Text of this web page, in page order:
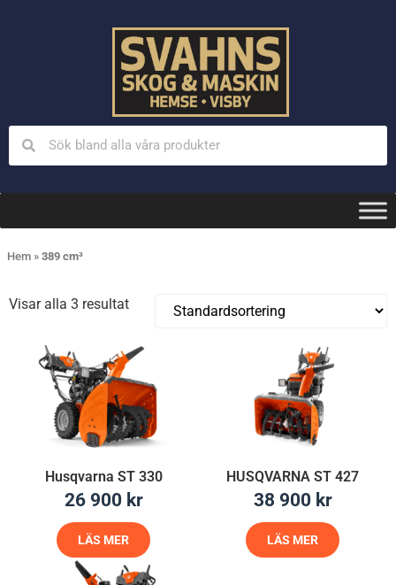
Hem » 389 cm³
Visar alla 3 resultat
Husqvarna ST 330
26 900 kr
LÄS MER
HUSQVARNA ST 427
38 900 kr
LÄS MER